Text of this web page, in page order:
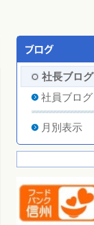
社長ブログ
社員ブログ
月別表示